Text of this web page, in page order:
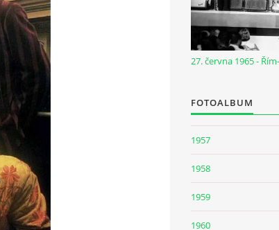
27. června 1965 -
FOTOALBUM
1957
1958
1959
1960